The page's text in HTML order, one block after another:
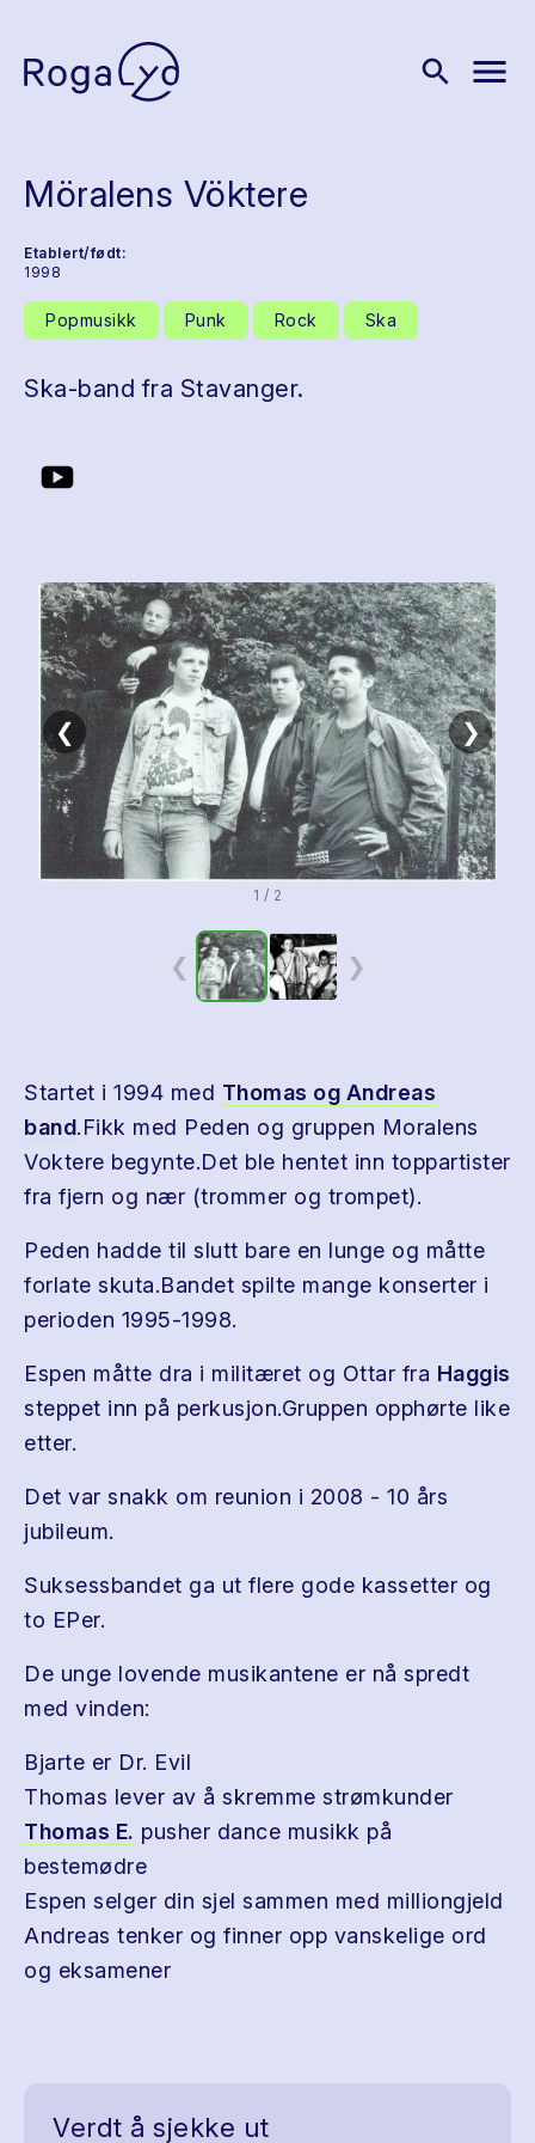
search menu
Möralens Vöktere
Etablert/født:
1998
Popmusikk Punk Rock Ska
Ska-band fra Stavanger.
❮ ❯
1 / 2
❮ ❯
Startet i 1994 med Thomas og Andreas
band.Fikk med Peden og gruppen Moralens
Voktere begynte.Det ble hentet inn toppartister
fra fjern og nær (trommer og trompet).
Peden hadde til slutt bare en lunge og måtte
forlate skuta.Bandet spilte mange konserter i
perioden 1995-1998.
Espen måtte dra i militæret og Ottar fra Haggis
steppet inn på perkusjon.Gruppen opphørte like
etter.
Det var snakk om reunion i 2008 - 10 års
jubileum.
Suksessbandet ga ut flere gode kassetter og
to EPer.
De unge lovende musikantene er nå spredt
med vinden:
Bjarte er Dr. Evil
Thomas lever av å skremme strømkunder
Thomas E. pusher dance musikk på
bestemødre
Espen selger din sjel sammen med milliongjeld
Andreas tenker og finner opp vanskelige ord
og eksamener
Verdt å sjekke ut